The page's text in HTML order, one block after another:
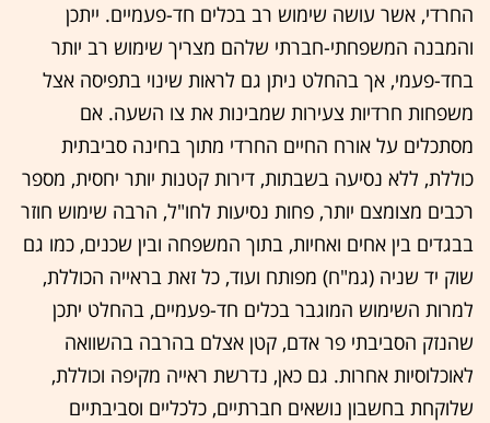
החרדי, אשר עושה שימוש רב בכלים חד-פעמיים. ייתכן
והמבנה המשפחתי-חברתי שלהם מצריך שימוש רב יותר
בחד-פעמי, אך בהחלט ניתן גם לראות שינוי בתפיסה אצל
משפחות חרדיות צעירות שמבינות את צו השעה. אם
מסתכלים על אורח החיים החרדי מתוך בחינה סביבתית
כוללת, ללא נסיעה בשבתות, דירות קטנות יותר יחסית, מספר
רכבים מצומצם יותר, פחות נסיעות לחו"ל, הרבה שימוש חוזר
בבגדים בין אחים ואחיות, בתוך המשפחה ובין שכנים, כמו גם
שוק יד שניה (גמ"ח) מפותח ועוד, כל זאת בראייה הכוללת,
למרות השימוש המוגבר בכלים חד-פעמיים, בהחלט יתכן
שהנזק הסביבתי פר אדם, קטן אצלם בהרבה בהשוואה
לאוכלוסיות אחרות. גם כאן, נדרשת ראייה מקיפה וכוללת,
שלוקחת בחשבון נושאים חברתיים, כלכליים וסביבתיים